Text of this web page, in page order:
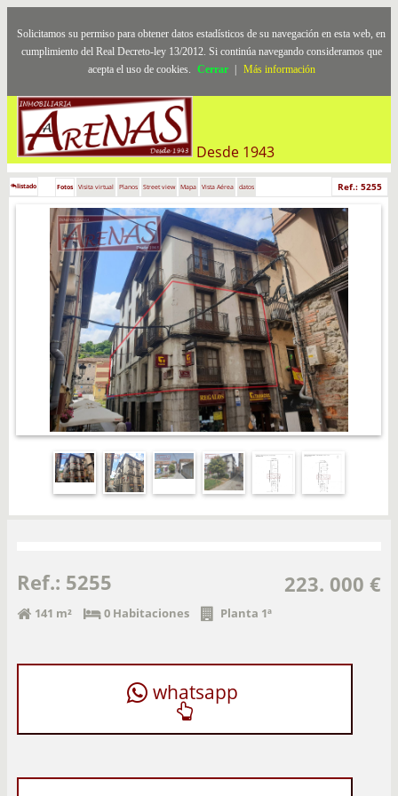
Solicitamos su permiso para obtener datos estadísticos de su navegación en esta web, en
cumplimiento del Real Decreto-ley 13/2012. Si continúa navegando consideramos que
acepta el uso de cookies. Cerrar Más información
Desde 1943
listado Fotos Visita virtual Planos Street view Mapa Vista Aérea datos Ref.: 5255
Ref.: 5255 223. 000 €
141 m² 0 Habitaciones Planta 1ª
whatsapp